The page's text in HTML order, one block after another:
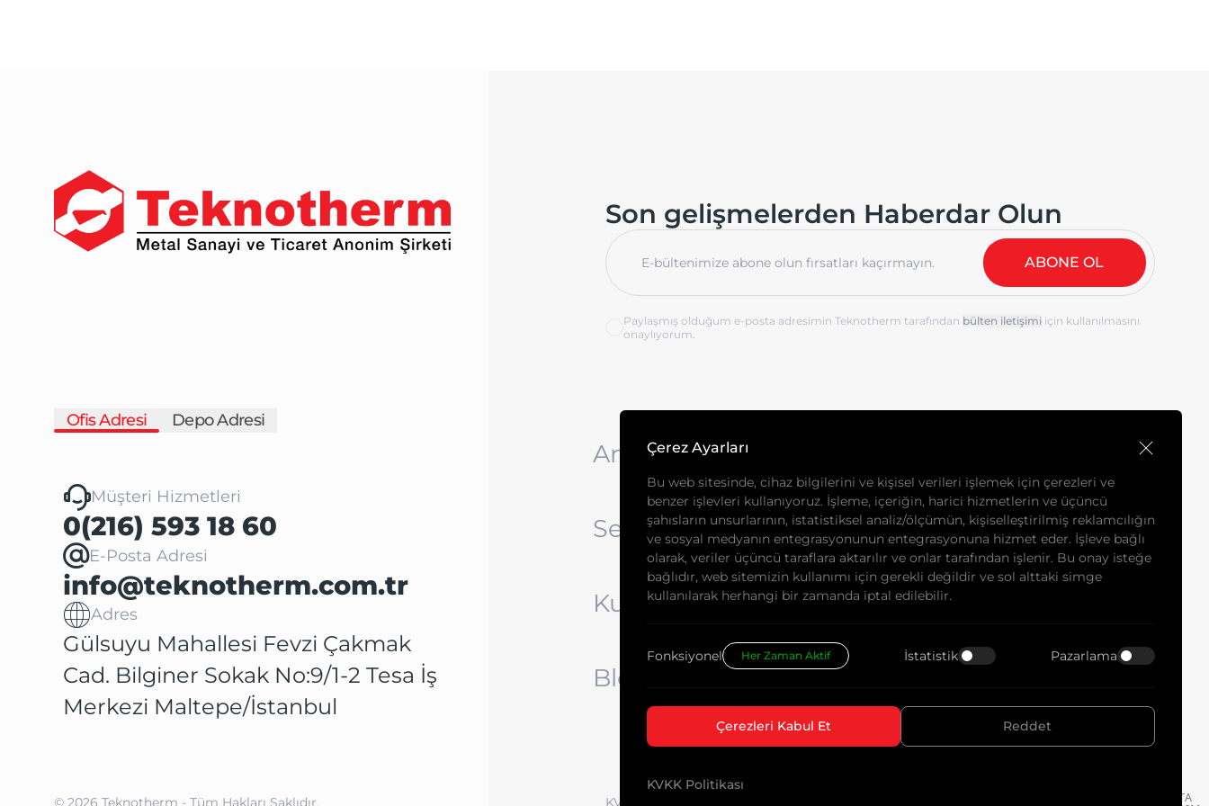
Son gelişmelerden Haberdar Olun
ABONE OL
Paylaşmış olduğum e-posta adresimin Teknotherm tarafından
için kullanılmasını
onaylıyorum.
Ofis Adresi Depo Adresi
Müşteri Hizmetleri
0(216) 593 18 60
E-Posta Adresi
info@teknotherm.com.tr
Adres
Gülsuyu Mahallesi Fevzi Çakmak
Cad. Bilginer Sokak No:9/1-2 Tesa İş
Merkezi Maltepe/İstanbul
E-Posta Adresi
Anasayfa
Sektörlerimiz Dokümanlar
Kurumsal Kariyer
Blog İletişim
© 2026 Teknotherm - Tüm Hakları Saklıdır. KVKK Politikası PENTA
Çerez Ayarları
Bu web sitesinde, cihaz bilgilerini ve kişisel verileri işlemek için çerezleri ve
benzer işlevleri kullanıyoruz. İşleme, içeriğin, harici hizmetlerin ve üçüncü
şahısların unsurlarının, istatistiksel analiz/ölçümün, kişiselleştirilmiş reklamcılığın
ve sosyal medyanın entegrasyonunun entegrasyonuna hizmet eder. İşleve bağlı
olarak, veriler üçüncü taraflara aktarılır ve onlar tarafından işlenir. Bu onay isteğe
bağlıdır, web sitemizin kullanımı için gerekli değildir ve sol alttaki simge
kullanılarak herhangi bir zamanda iptal edilebilir.
Fonksiyonel Her Zaman Aktif İstatistik Pazarlama
Çerezleri Kabul Et Reddet
KVKK Politikası